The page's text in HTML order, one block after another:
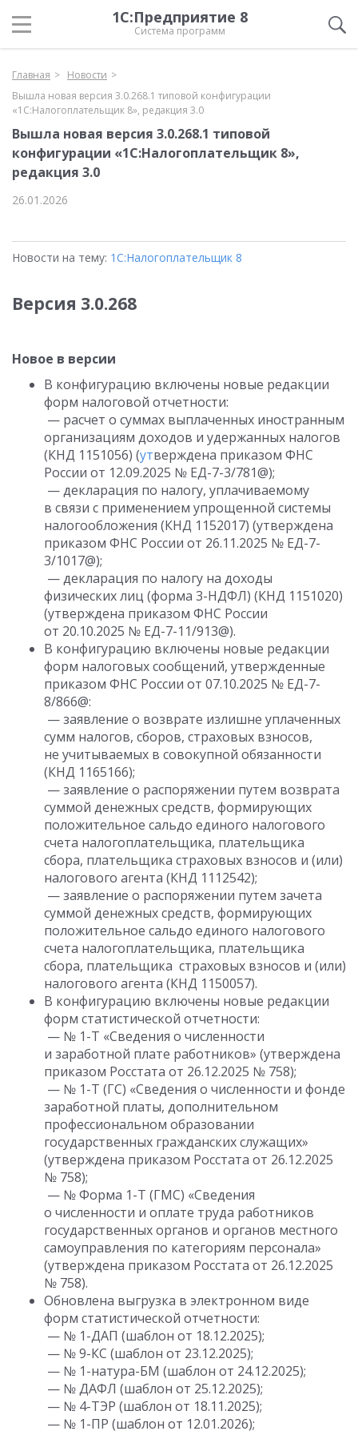
1С:Предприятие 8
Система программ
Главная
Новости
Вышла новая версия 3.0.268.1 типовой конфигурации
«1С:Налогоплательщик 8», редакция 3.0
Вышла новая версия 3.0.268.1 типовой
конфигурации «1С:Налогоплательщик 8»,
редакция 3.0
26.01.2026
Новости на тему: 1С:Налогоплательщик 8
Версия 3.0.268
Новое в версии
В конфигурацию включены новые редакции
форм налоговой отчетности:
— расчет о суммах выплаченных иностранным
организациям доходов и удержанных налогов
(КНД 1151056) (утверждена приказом ФНС
России от 12.09.2025 № ЕД-7-3/781@);
— декларация по налогу, уплачиваемому
в связи с применением упрощенной системы
налогообложения (КНД 1152017) (утверждена
приказом ФНС России от 26.11.2025 № ЕД-7-
3/1017@);
— декларация по налогу на доходы
физических лиц (форма 3-НДФЛ) (КНД 1151020)
(утверждена приказом ФНС России
от 20.10.2025 № ЕД-7-11/913@).
В конфигурацию включены новые редакции
форм налоговых сообщений, утвержденные
приказом ФНС России от 07.10.2025 № ЕД-7-
8/866@:
— заявление о возврате излишне уплаченных
сумм налогов, сборов, страховых взносов,
не учитываемых в совокупной обязанности
(КНД 1165166);
— заявление о распоряжении путем возврата
суммой денежных средств, формирующих
положительное сальдо единого налогового
счета налогоплательщика, плательщика
сбора, плательщика страховых взносов и (или)
налогового агента (КНД 1112542);
— заявление о распоряжении путем зачета
суммой денежных средств, формирующих
положительное сальдо единого налогового
счета налогоплательщика, плательщика
сбора, плательщика страховых взносов и (или)
налогового агента (КНД 1150057).
В конфигурацию включены новые редакции
форм статистической отчетности:
— № 1-Т «Сведения о численности
и заработной плате работников» (утверждена
приказом Росстата от 26.12.2025 № 758);
— № 1-Т (ГС) «Сведения о численности и фонде
заработной платы, дополнительном
профессиональном образовании
государственных гражданских служащих»
(утверждена приказом Росстата от 26.12.2025
№ 758);
— № Форма 1-Т (ГМС) «Сведения
о численности и оплате труда работников
государственных органов и органов местного
самоуправления по категориям персонала»
(утверждена приказом Росстата от 26.12.2025
№ 758).
Обновлена выгрузка в электронном виде
форм статистической отчетности:
— № 1-ДАП (шаблон от 18.12.2025);
— № 9-КС (шаблон от 23.12.2025);
— № 1-натура-БМ (шаблон от 24.12.2025);
— № ДАФЛ (шаблон от 25.12.2025);
— № 4-ТЭР (шаблон от 18.11.2025);
— № 1-ПР (шаблон от 12.01.2026);